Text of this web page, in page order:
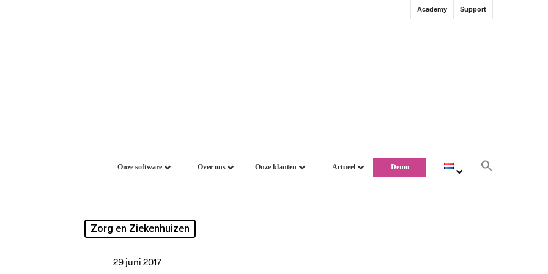
Academy Support
Onze software Over ons Onze klanten Actueel Demo
Zorg en Ziekenhuizen
29 juni 2017